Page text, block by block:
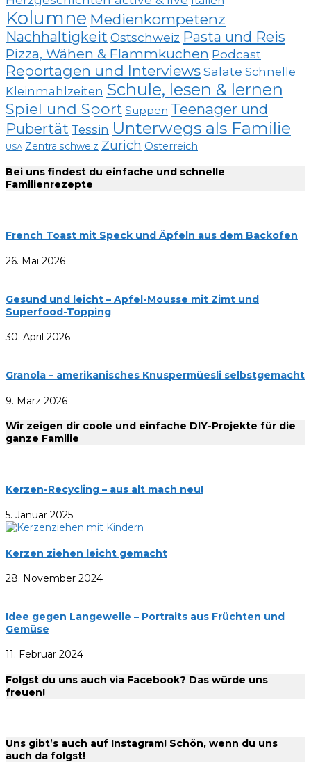
Kolumne Medienkompetenz
Nachhaltigkeit Ostschweiz Pasta und Reis
Pizza, Wähen & Flammkuchen Podcast
Reportagen und InterviewsSalate Schnelle
Kleinmahlzeiten Schule, lesen & lernen
Spiel und Sport Suppen Teenager und
Pubertät Tessin Unterwegs als Familie
USA Zentralschweiz Zürich Österreich
Bei uns findest du einfache und schnelle
Familienrezepte
French Toast mit Speck und Äpfeln aus dem Backofen
26. Mai 2026
Gesund und leicht – Apfel-Mousse mit Zimt und
Superfood-Topping
30. April 2026
Granola – amerikanisches Knuspermüesli selbstgemacht
9. März 2026
Wir zeigen dir coole und einfache DIY-Projekte für die
ganze Familie
Kerzen-Recycling – aus alt mach neu!
5. Januar 2025
Kerzen ziehen leicht gemacht
28. November 2024
Idee gegen Langeweile – Portraits aus Früchten und
Gemüse
11. Februar 2024
Folgst du uns auch via Facebook? Das würde uns
freuen!
Uns gibt’s auch auf Instagram! Schön, wenn du uns
auch da folgst!